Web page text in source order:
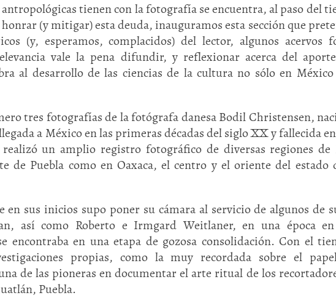
antropológicas tienen con la fotografía se encuentra, al paso del
(y mitigar) esta deuda, inauguramos esta sección que
(y, esperamos, complacidos) del lector, algunos acervos
vale la pena difundir, y reflexionar acerca del
al desarrollo de las ciencias de la cultura no sólo en
tres fotografías de la fotógrafa danesa Bodil Christensen,
a México en las primeras décadas del siglo XX y fallecida
un amplio registro fotográfico de diversas regiones de
de Puebla como en Oaxaca, el centro y el oriente del estado
en sus inicios supo poner su cámara al servicio de algunos de
así como Roberto e Irmgard Weitlaner, en una época
encontraba en una etapa de gozosa consolidación. Con el
propias, como la muy recordada sobre el
de las pioneras en documentar el arte ritual de los
Puebla.